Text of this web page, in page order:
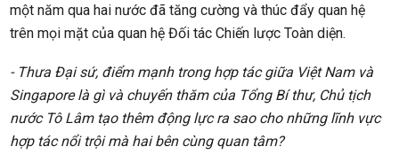
một năm qua hai nước đã tăng cường và thúc đẩy quan hệ
trên mọi mặt của quan hệ Đối tác Chiến lược Toàn diện.
- Thưa Đại sứ, điểm mạnh trong hợp tác giữa Việt Nam và
Singapore là gì và chuyến thăm của Tổng Bí thư, Chủ tịch
nước Tô Lâm tạo thêm động lực ra sao cho những lĩnh vực
hợp tác nổi trội mà hai bên cùng quan tâm?